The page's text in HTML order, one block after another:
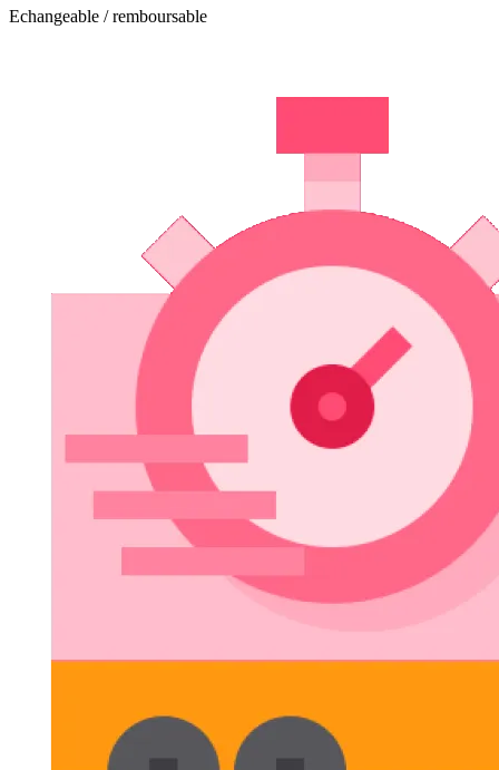
Echangeable / remboursable